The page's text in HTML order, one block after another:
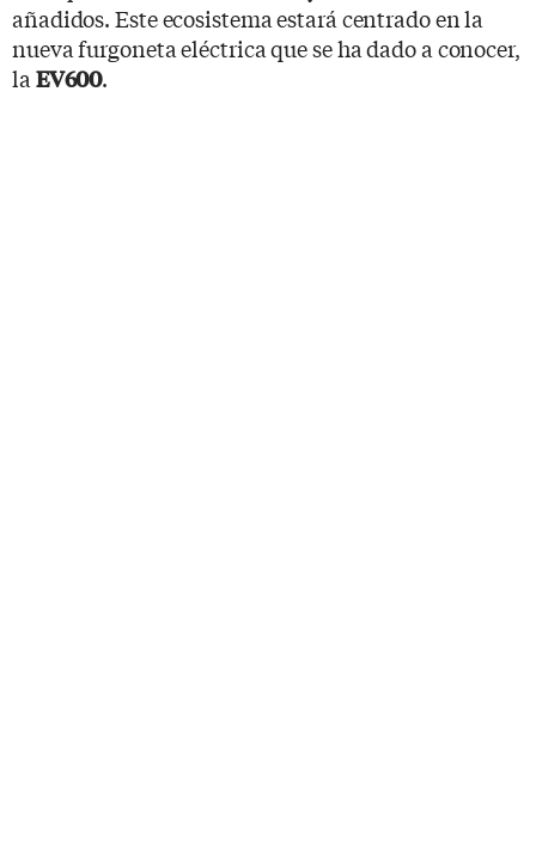
añadidos. Este ecosistema estará centrado en la
nueva furgoneta eléctrica que se ha dado a conocer,
la EV600.